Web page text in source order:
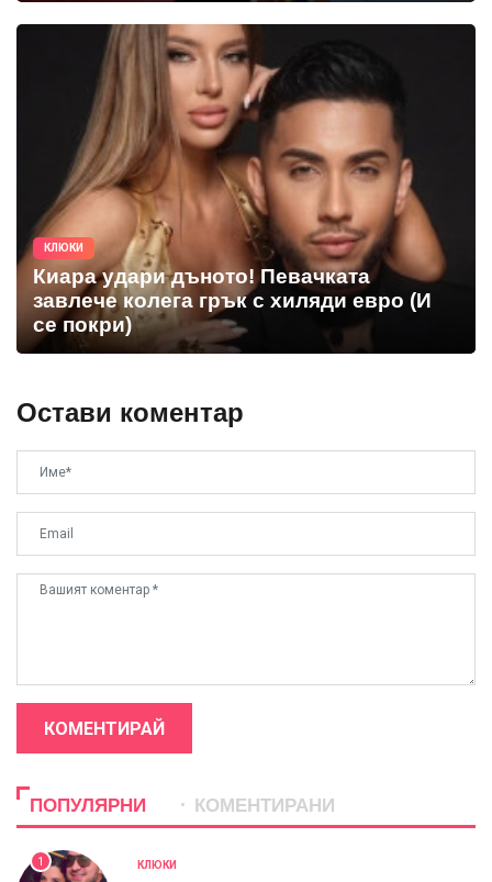
КЛЮКИ
Киара удари дъното! Певачката
завлече колега грък с хиляди евро (И
се покри)
Остави коментар
КОМЕНТИРАЙ
ПОПУЛЯРНИ КОМЕНТИРАНИ
1 КЛЮКИ